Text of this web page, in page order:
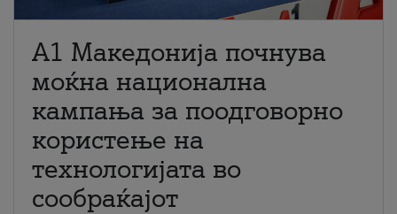
A1 Македонија почнува
моќна национална
кампања за поодговорно
користење на
технологијата во
сообраќајот